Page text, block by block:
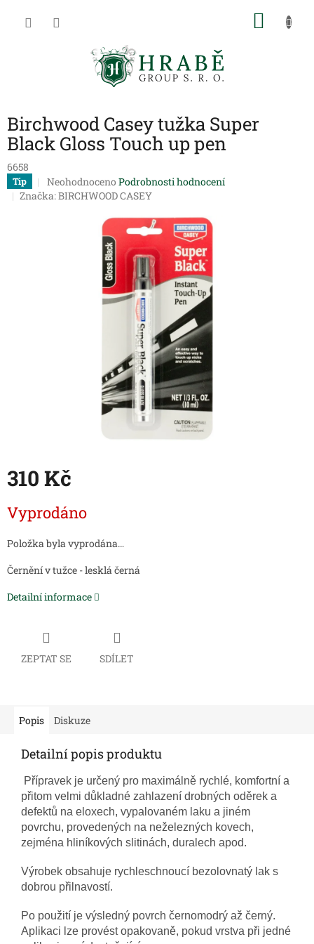
Birchwood Casey tužka Super
Black Gloss Touch up pen
6658
Tip
Průměrné
hodnocení
Neohodnoceno Podrobnosti hodnocení
Značka:BIRCHWOOD CASEY
310 Kč
cena:
Vyprodáno
Položka byla vyprodána…
Černění v tužce - lesklá černá
Detailní informace
ZEPTAT SE SDÍLET
Popis Diskuze
Detailní popis produktu
Přípravek je určený pro maximálně rychlé, komfortní a
přitom velmi důkladné zahlazení drobných oděrek a
defektů na eloxech, vypalovaném laku a jiném
povrchu, provedených na neželezných kovech,
zejména hliníkových slitinách, duralech apod.
Výrobek obsahuje rychleschnoucí bezolovnatý lak s
dobrou přilnavostí.
Po použití je výsledný povrch černomodrý až černý.
Aplikaci lze provést opakovaně, pokud vrstva při jedné